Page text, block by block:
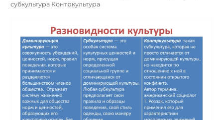
субкультура Контркультура
Найти: